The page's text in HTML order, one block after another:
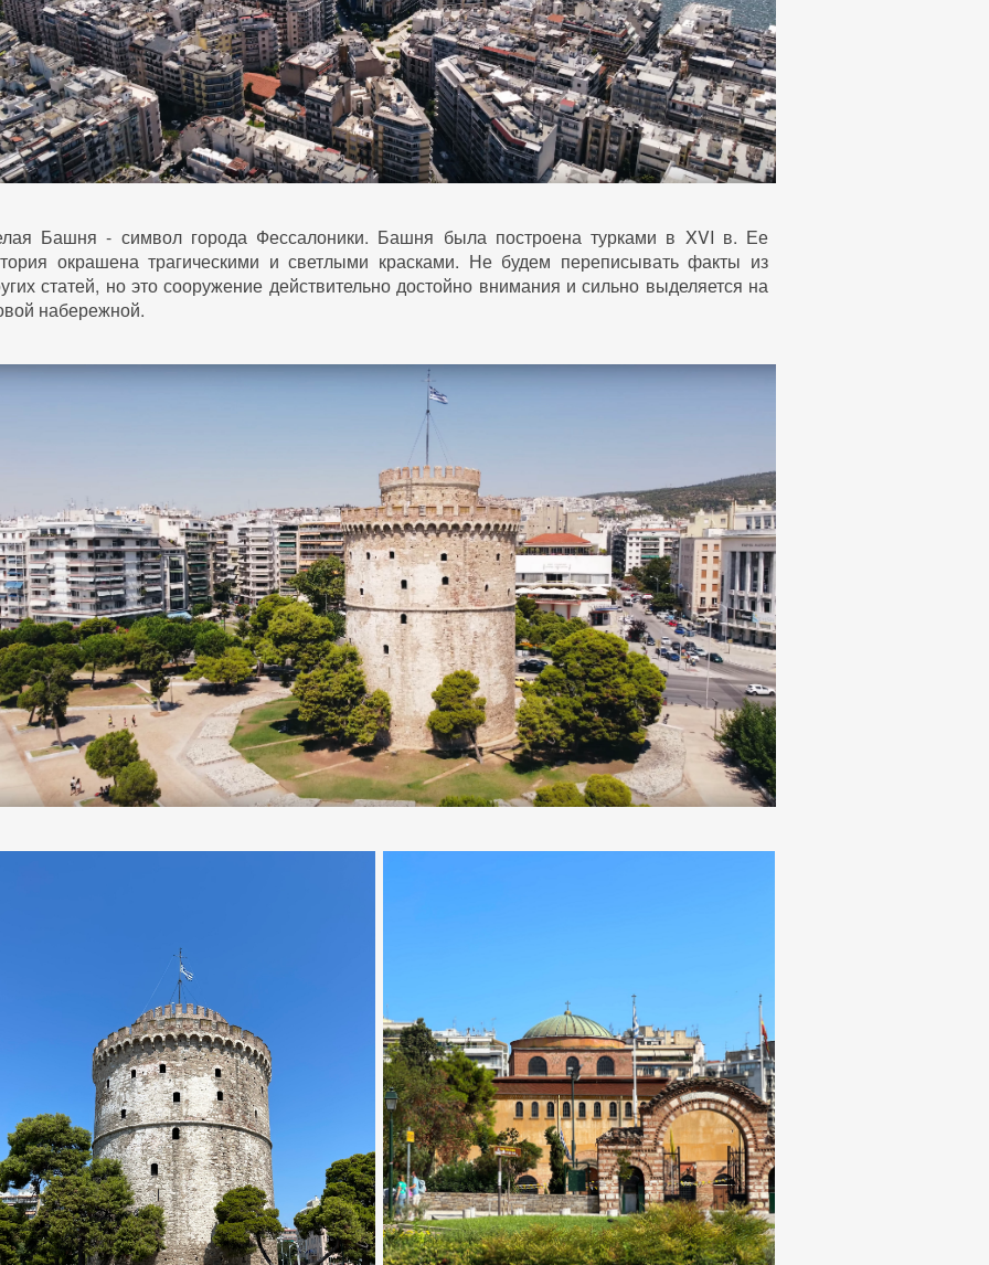
Башня - символ города Фессалоники. Башня была построена турками в XVI в. Ее
окрашена трагическими и светлыми красками. Не будем переписывать факты из
статей, но это сооружение действительно достойно внимания и сильно выделяется на
набережной.